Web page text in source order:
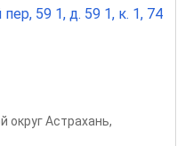
59 1, д. 59 1, к. 1, 74
округ Астрахань,